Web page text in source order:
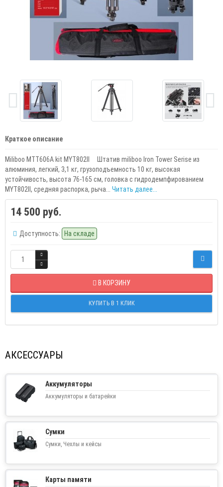
Краткое описание
Miliboo MTT606A kit MYT802II Штатив miliboo Iron Tower Serise из
алюминия, легкий, 3,1 кг, грузоподъемность 10 кг, высокая
устойчивость, высота 76-165 см, головка с гидродемпфированием
MYT802Ⅱ, средняя распорка, рыча... Читать далее...
14 500 руб.
Доступность: На складе
В КОРЗИНУ
КУПИТЬ В 1 КЛИК
АКСЕССУАРЫ
Аккумуляторы
Аккумуляторы и батарейки
Сумки
Сумки, Чехлы и кейсы
Карты памяти